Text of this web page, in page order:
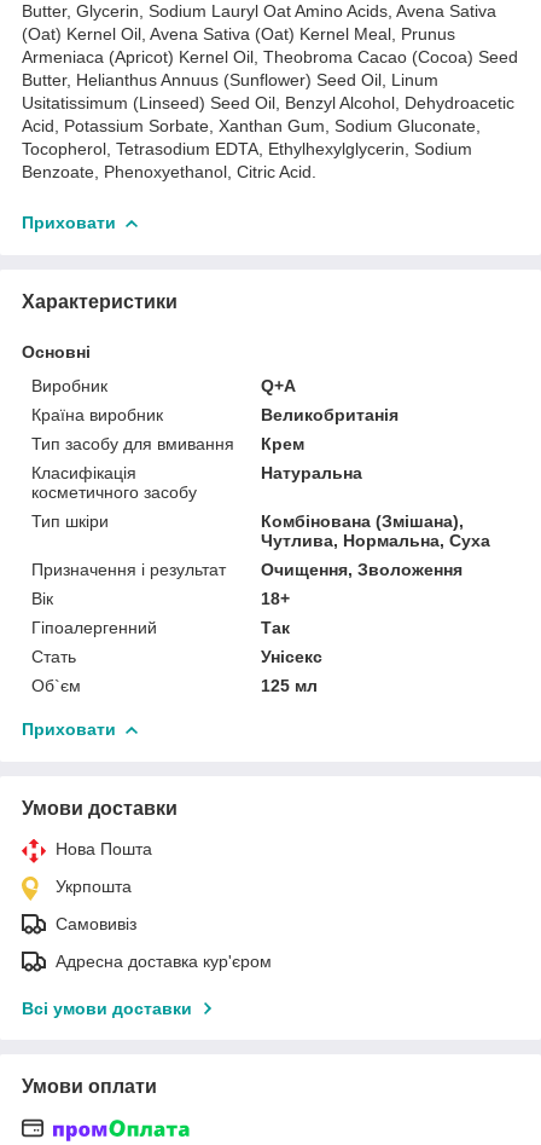
Butter, Glycerin, Sodium Lauryl Oat Amino Acids, Avena Sativa
(Oat) Kernel Oil, Avena Sativa (Oat) Kernel Meal, Prunus
Armeniaca (Apricot) Kernel Oil, Theobroma Cacao (Cocoa) Seed
Butter, Helianthus Annuus (Sunflower) Seed Oil, Linum
Usitatissimum (Linseed) Seed Oil, Benzyl Alcohol, Dehydroacetic
Acid, Potassium Sorbate, Xanthan Gum, Sodium Gluconate,
Tocopherol, Tetrasodium EDTA, Ethylhexylglycerin, Sodium
Benzoate, Phenoxyethanol, Citric Acid.
Приховати
Характеристики
Основні
Виробник
Q+A
Країна виробник
Великобританія
Тип засобу для вмивання
Крем
Класифікація
косметичного засобу
Натуральна
Тип шкіри
Комбінована (Змішана),
Чутлива, Нормальна, Суха
Призначення і результат
Очищення, Зволоження
Вік
18+
Гіпоалергенний
Так
Стать
Унісекс
Об`єм
125 мл
Приховати
Умови доставки
Нова Пошта
Укрпошта
Самовивіз
Адресна доставка кур'єром
Всі умови доставки
Умови оплати